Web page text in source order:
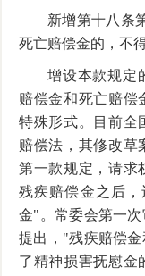
新增第十八条
死亡赔偿金的，不
增设本款规定
赔偿金和死亡赔偿
特殊形式。目前全
赔偿法，其修改草
第一款规定，请求
残疾赔偿金之后
金"。常委会第一
提出，"残疾赔偿
了精神损害抚慰金